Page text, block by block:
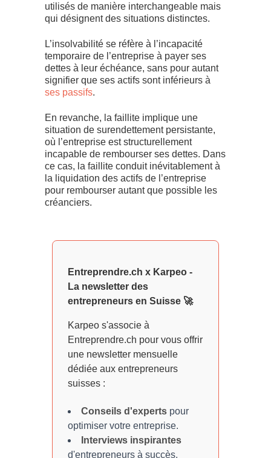
utilisés de manière interchangeable mais
qui désignent des situations distinctes.
L’insolvabilité se réfère à l’incapacité
temporaire de l’entreprise à payer ses
dettes à leur échéance, sans pour autant
signifier que ses actifs sont inférieurs à
ses passifs.
En revanche, la faillite implique une
situation de surendettement persistante,
où l’entreprise est structurellement
incapable de rembourser ses dettes. Dans
ce cas, la faillite conduit inévitablement à
la liquidation des actifs de l’entreprise
pour rembourser autant que possible les
créanciers.
Entreprendre.ch x Karpeo -
La newsletter des
entrepreneurs en Suisse 🚀
Karpeo s'associe à
Entreprendre.ch pour vous offrir
une newsletter mensuelle
dédiée aux entrepreneurs
suisses :
Conseils d'experts pour
optimiser votre entreprise.
Interviews inspirantes
d'entrepreneurs à succès.